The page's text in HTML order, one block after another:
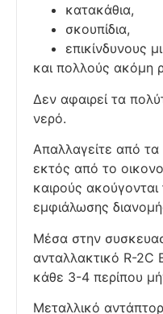
κατακάθια,
σκουπίδια,
επικίνδυνους
και πολλούς ακόμη
Δεν αφαιρεί τα
νερό.
Απαλλαγείτε από
εκτός από το
καιρούς
εμφιάλωσης
Μέσα στην
ανταλλακτικό R-2C
κάθε 3-4 περίπου
Μεταλλικό